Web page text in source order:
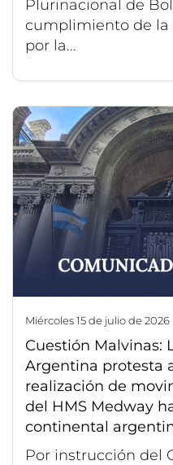
Plurinacional de
cumplimiento de la
por la...
miércoles 15 de julio de 2026
Cuestión Malvinas:
Argentina protesta
realización de
del HMS Medway
continental
Por instrucción del